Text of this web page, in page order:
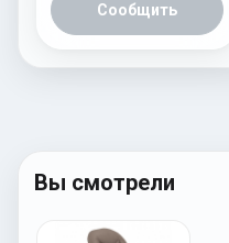
Сообщить
Вы смотрели